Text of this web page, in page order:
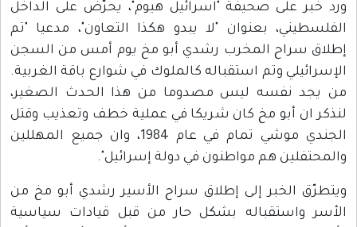
ورد خبر على صحيفة "اسرائيل هيوم"، يحرّض على الداخل
الفلسطيني، بعنوان "لا يبدو هكذا التعاون"، مدعيا "تم
إطلاق سراح المخرب رشدي أبو مخ يوم أمس من السجن
الإسرائيلي وتم استقباله كالملوك في شوارع باقة الغربية.
من يجد نفسه ليس مصدوما من هذا الحدث الصغير،
لنذكر ان أبو مخ كان شريكا في عملية خطف وتعذيب وقتل
الجندي موشي تمام في عام 1984، وان جميع المهللين
والمحتفلين هم مواطنون في دولة إسرائيل".
ويتطرّق الخبر إلى إطلاق سراح الأسير رشدي أبو مخ من
الأسر واستقباله بشكل حار من قبل قيادات سياسية